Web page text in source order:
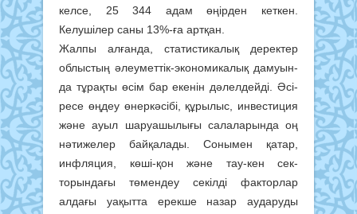
келсе, 25 344 адам өңірден кеткен.
Келушілер саны 13%-ға артқан.
Жалпы алғанда, статистикалық деректер
облыстың әлеуметтік-эко­номикалық да­муын­
да тұрақты өсім бар екенін дәлелдейді. Әсі­
ресе өңдеу өнеркәсібі, құры­лыс, инвес­тиция
және ауыл шаруа­шы­лығы сала­ларында оң
нәтижелер байқалады. Сонымен қатар,
инфляция, көші-қон және тау-кен сек­
торындағы төмендеу секілді факторлар
алдағы уақытта ерекше назар аударуды